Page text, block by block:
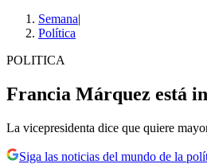
Semana|
Política
POLITICA
Francia Márquez está
La vicepresidenta dice que quiere
Siga las noticias del mundo de la